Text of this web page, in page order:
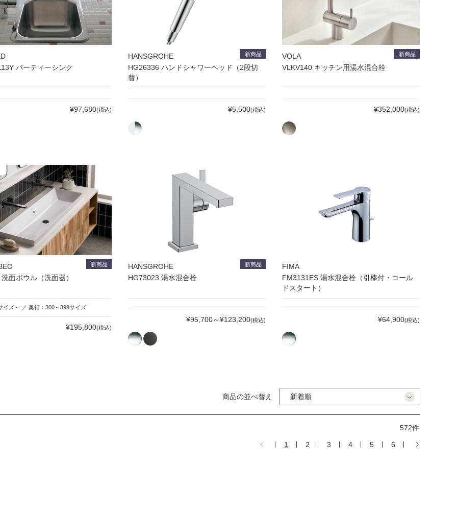
パーティーシンク
¥97,680(税込)
新商品
HANSGROHE
HG26336 ハンドシャワーヘッド（2段切
替）
¥5,500(税込)
新商品
VOLA
VLKV140 キッチン用湯水混合栓
¥352,000(税込)
新商品
面ボウル（洗面器）
イズ～ ／ 奥行：300～399サイズ
¥195,800(税込)
新商品
HANSGROHE
HG73023 湯水混合栓
¥95,700～¥123,200(税込)
FIMA
FM3131ES 湯水混合栓（引棒付・コール
ドスタート）
¥64,900(税込)
商品の並べ替え
572件
1 2 3 4 5 6